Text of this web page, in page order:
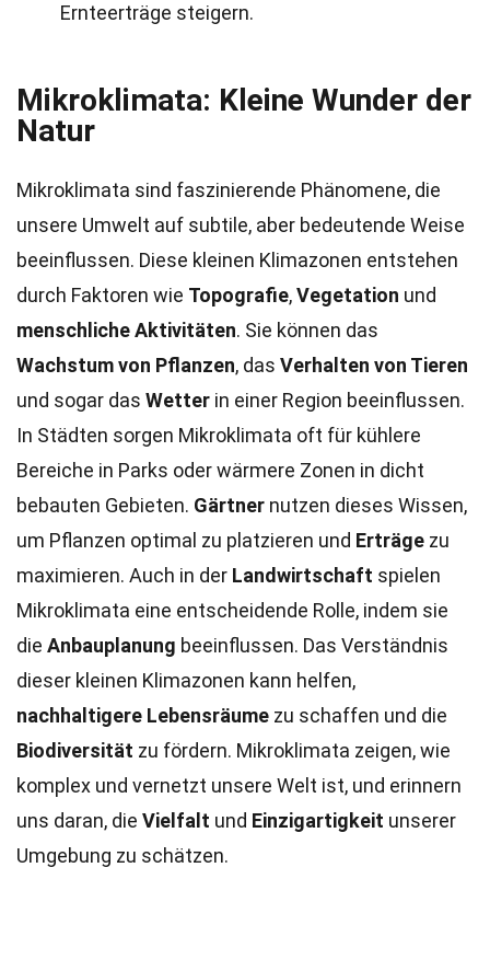
Ernteerträge steigern.
Mikroklimata: Kleine Wunder der
Natur
Mikroklimata sind faszinierende Phänomene, die
unsere Umwelt auf subtile, aber bedeutende Weise
beeinflussen. Diese kleinen Klimazonen entstehen
durch Faktoren wie Topografie,Vegetation und
menschliche Aktivitäten. Sie können das
Wachstum von Pflanzen, das Verhalten von Tieren
und sogar das Wetter in einer Region beeinflussen.
In Städten sorgen Mikroklimata oft für kühlere
Bereiche in Parks oder wärmere Zonen in dicht
bebauten Gebieten. Gärtner nutzen dieses Wissen,
um Pflanzen optimal zu platzieren und Erträge zu
maximieren. Auch in der Landwirtschaft spielen
Mikroklimata eine entscheidende Rolle, indem sie
die Anbauplanung beeinflussen. Das Verständnis
dieser kleinen Klimazonen kann helfen,
nachhaltigere Lebensräume zu schaffen und die
Biodiversität zu fördern. Mikroklimata zeigen, wie
komplex und vernetzt unsere Welt ist, und erinnern
uns daran, die Vielfalt und Einzigartigkeit unserer
Umgebung zu schätzen.